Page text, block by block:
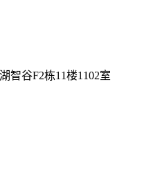
智谷F2栋11楼1102室